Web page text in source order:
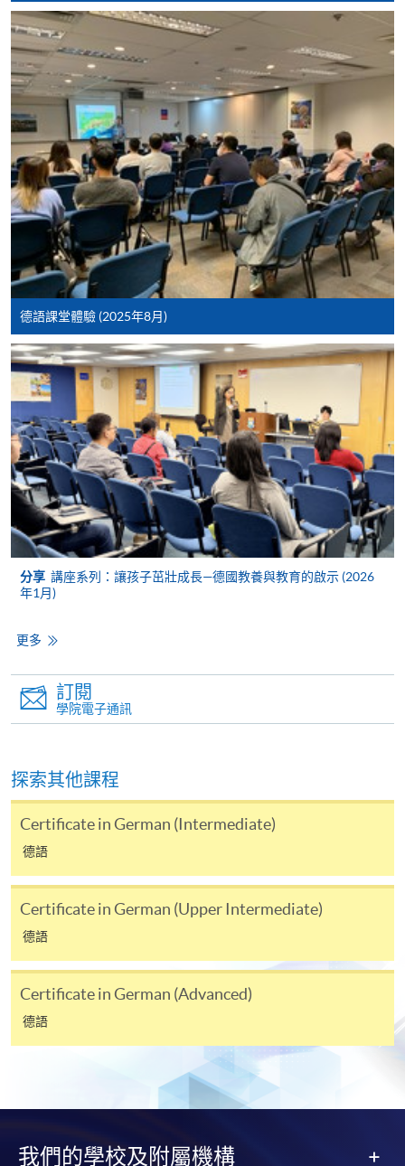
申請人可在網上使用「繳費靈」(PPS) (不適用於手
機)、VISA 或 Mastercard。除上述支付方式之外，如就
讀學歷頒授課程設有網上服務，在學學員亦可以「微
信支付」(Online WeChat Pay) 、「支付寶」(Online
Alipay) 或 「轉數快」(FPS) 繳付學費。
報讀新課程
填寫網上報名表格
申請人可按該課程網頁的右上角的
圖示進入網上服務網頁，然
後按照指示填妥網上報名表格。
中指定所須文件(如學歷證明)。系統只支援doc,
docx, jpg 和pdf格式之附件。
繳交所需費用
申請人可使用以下方式繳交報名費或課程費用:
繳費靈網上服務- 申請人須先開立繳費靈戶口及設
定繳費靈網上密碼。有關如何申請繳費靈戶口及密
碼，請瀏覽繳費靈網址http://www.ppshk.com 。
*香港大學專業進修學院Mastercard卡
月免息分期付款優惠，必須親臨本學院設有報名服務的教
如欲了解如何於網上報讀新課程及繳費，請瀏覽網上
-短期課程
- 個別學歷頒授課程
報讀同一學歷頒授課程內其他單元
個別課程為須報讀同一學歷頒授課程及其他單元或繳
交下期學費的學員，提供網上服務，如學員就讀的課
程設有此服務，課程負責人會通知學員有關程序。
網上支付可通過「繳費靈」(PPS) (不適用於手機)、
VISA 或 Mastercard、「微信支付」(Online WeChat
繳付學費。
德語課堂體驗 (2025年8月)
分享 講座系列：讓孩子茁壯成長—德國教養與教育的啟示 (2026
年1月)
更多
訂閱
學院電子通訊
探索其他課程
Certificate in German (Intermediate)
德語
Certificate in German (Upper Intermediate)
德語
Certificate in German (Advanced)
德語
我們的學校及附屬機構